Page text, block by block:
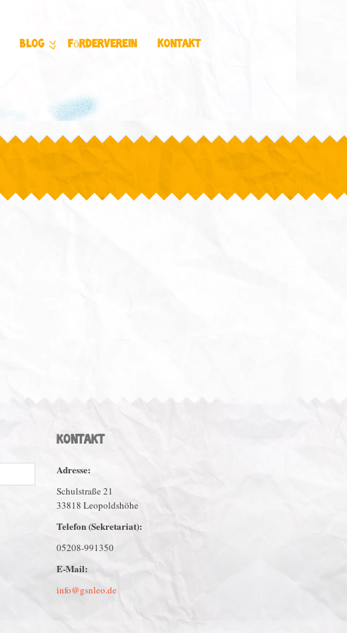
Blog Förderverein Kontakt
KONTAKT
Adresse:
Schulstraße 21
33818 Leopoldshöhe
Telefon (Sekretariat):
05208-991350
E-Mail:
info@gsnleo.de